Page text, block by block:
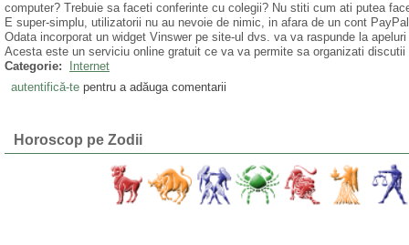
computer? Trebuie sa faceti conferinte cu colegii? Nu stiti cum ati putea
E super-simplu, utilizatorii nu au nevoie de nimic, in afara de un cont
Odata incorporat un widget Vinswer pe site-ul dvs. va va raspunde la
Acesta este un serviciu online gratuit ce va va permite sa organizati
Categorie:
Internet
autentifică-tepentru a adăuga comentarii
Horoscop pe Zodii